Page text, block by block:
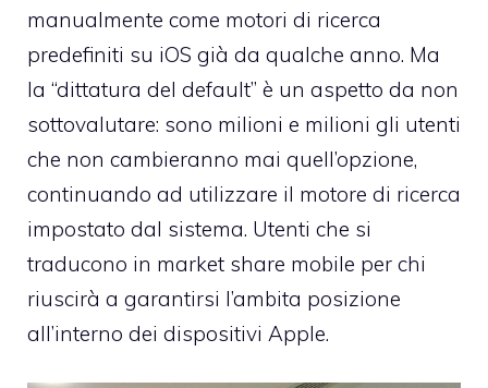
manualmente come motori di ricerca
predefiniti su iOS già da qualche anno. Ma
la “dittatura del default” è un aspetto da non
sottovalutare: sono milioni e milioni gli utenti
che non cambieranno mai quell’opzione,
continuando ad utilizzare il motore di ricerca
impostato dal sistema. Utenti che si
traducono in market share mobile per chi
riuscirà a garantirsi l’ambita posizione
all’interno dei dispositivi Apple.